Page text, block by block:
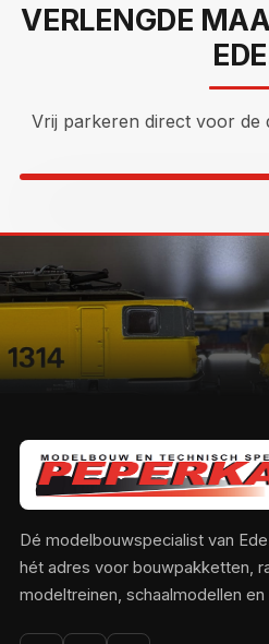
VERLENGDE
Vrij parkeren direct voor de
Dé modelbouwspecialist van
hét adres voor bouwpakketten,
modeltreinen, schaalmodellen en